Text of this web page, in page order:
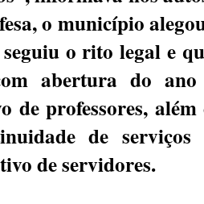
o município
o rito legal e
abertura do
de professores,
de serviços
de servidores.